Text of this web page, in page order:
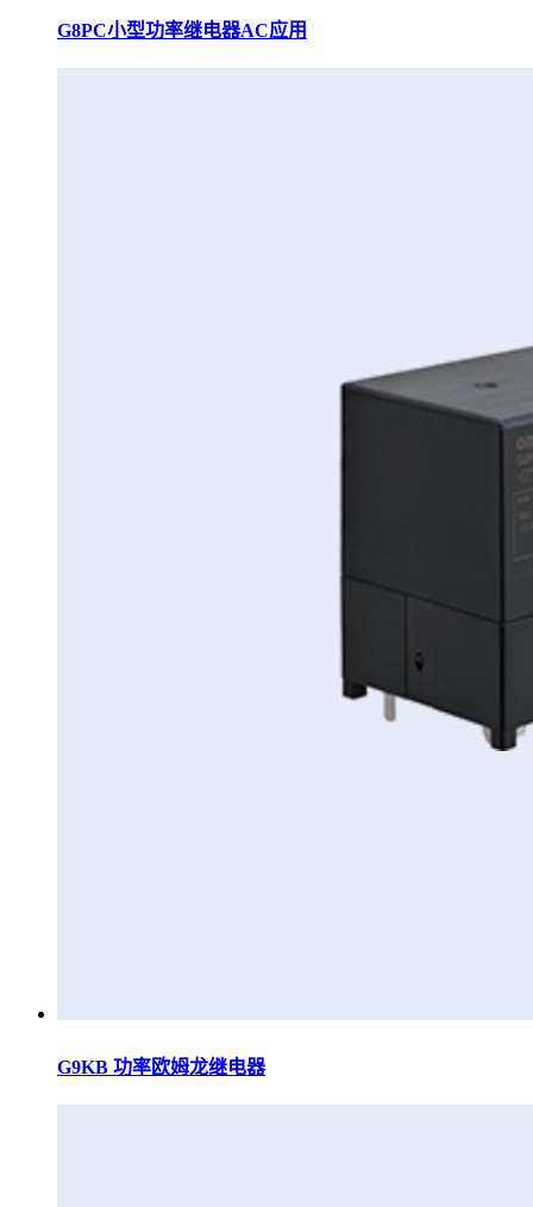
G8PC小型功率继电器AC应用
G9KB 功率欧姆龙继电器